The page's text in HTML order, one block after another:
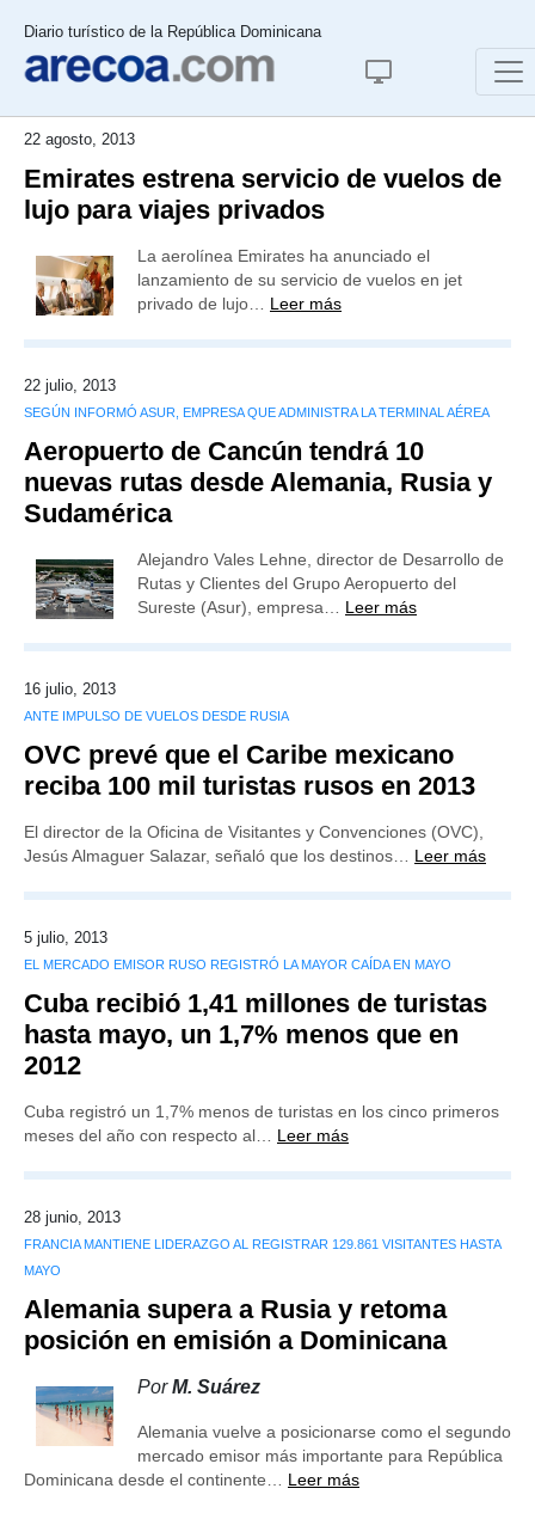
Diario turístico de la República Dominicana
22 agosto, 2013
Emirates estrena servicio de vuelos de
lujo para viajes privados
La aerolínea Emirates ha anunciado el
lanzamiento de su servicio de vuelos en jet
privado de lujo… Leer más
22 julio, 2013
SEGÚN INFORMÓ ASUR, EMPRESA QUE ADMINISTRA LA TERMINAL AÉREA
Aeropuerto de Cancún tendrá 10
nuevas rutas desde Alemania, Rusia y
Sudamérica
Alejandro Vales Lehne, director de Desarrollo de
Rutas y Clientes del Grupo Aeropuerto del
Sureste (Asur), empresa… Leer más
16 julio, 2013
ANTE IMPULSO DE VUELOS DESDE RUSIA
OVC prevé que el Caribe mexicano
reciba 100 mil turistas rusos en 2013
El director de la Oficina de Visitantes y Convenciones (OVC),
Jesús Almaguer Salazar, señaló que los destinos… Leer más
5 julio, 2013
EL MERCADO EMISOR RUSO REGISTRÓ LA MAYOR CAÍDA EN MAYO
Cuba recibió 1,41 millones de turistas
hasta mayo, un 1,7% menos que en
2012
Cuba registró un 1,7% menos de turistas en los cinco primeros
meses del año con respecto al… Leer más
28 junio, 2013
FRANCIA MANTIENE LIDERAZGO AL REGISTRAR 129.861 VISITANTES HASTA
MAYO
Alemania supera a Rusia y retoma
posición en emisión a Dominicana
PorM. Suárez
Alemania vuelve a posicionarse como el segundo
mercado emisor más importante para República
Dominicana desde el continente… Leer más